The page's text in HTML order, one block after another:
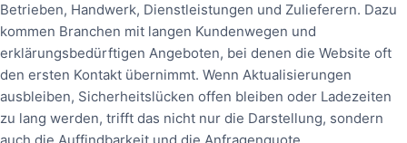
Betrieben, Handwerk, Dienstleistungen und Zulieferern. Dazu
kommen Branchen mit langen Kundenwegen und
erklärungsbedürftigen Angeboten, bei denen die Website oft
den ersten Kontakt übernimmt. Wenn Aktualisierungen
ausbleiben, Sicherheitslücken offen bleiben oder Ladezeiten
zu lang werden, trifft das nicht nur die Darstellung, sondern